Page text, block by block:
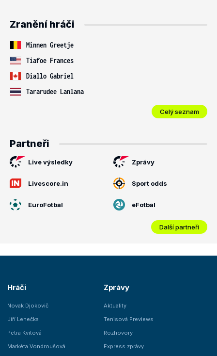
Zranění hráči
Minnen Greetje
Tiafoe Frances
Diallo Gabriel
Tararudee Lanlana
Celý seznam
Partneři
Live výsledky Zprávy
Livescore.in Sport odds
EuroFotbal eFotbal
Další partneři
Hráči
Novak Djokovič
Jiří Lehečka
Petra Kvitová
Markéta Vondroušová
Zprávy
Aktuality
Tenisová Previews
Rozhovory
Express zprávy